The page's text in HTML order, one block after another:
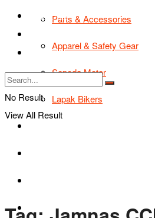
Parts & Accessories
Apparel & Safety Gear
Sepeda Motor
Lapak Bikers
Bikers Cars
TIPS & TRIK
Tentang Kami
No Result
View All Result